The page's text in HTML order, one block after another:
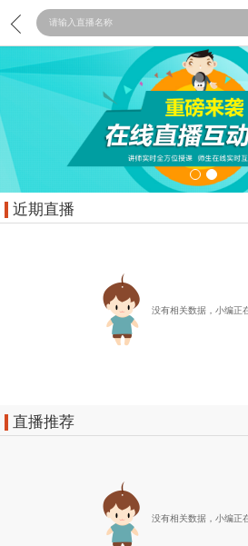
近期直播
没有相关数据，小编正
直播推荐
没有相关数据，小编正